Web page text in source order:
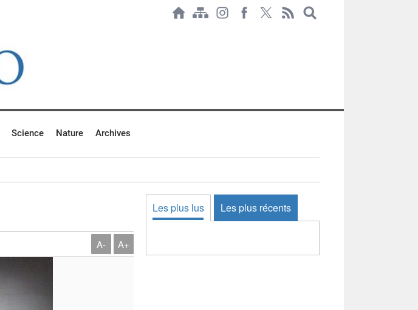
Science Nature Archives
A- A+
Les plus lus Les plus récents